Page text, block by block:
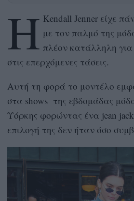
Η Kendall Jenner είχε
με τον παλμό της
πλέον κατάλληλη
στις επερχόμενες τάσεις.
Αυτή τη φορά το μοντέλο
στα shows της εβδομάδας
Υόρκης φορώντας ένα jean
επιλογή της δεν ήταν όσο